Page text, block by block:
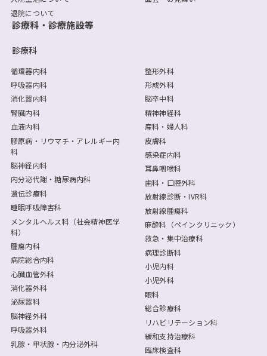
退院について
診療科・診療施設等
診療科
循環器内科
呼吸器内科
消化器内科
腎臓内科
血液内科
膠原病・リウマチ・アレルギー内
科
脳神経内科
内分泌代謝・糖尿病内科
遺伝診療科
睡眠呼吸障害科
メンタルヘルス科（社会精神医学
科）
腫瘍内科
病院総合内科
心臓血管外科
消化器外科
泌尿器科
脳神経外科
呼吸器外科
乳腺・甲状腺・内分泌外科
整形外科
形成外科
脳卒中科
精神神経科
産科・婦人科
皮膚科
感染症内科
耳鼻咽喉科
歯科・口腔外科
放射線診断・IVR科
放射線腫瘍科
麻酔科（ペインクリニック）
救急・集中治療科
病理診断科
小児内科
小児外科
眼科
総合診療科
リハビリテーション科
緩和支持治療科
臨床検査科